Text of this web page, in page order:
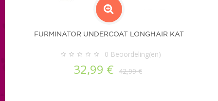
FURMINATOR UNDERCOAT LONGHAIR KAT
0 Beoordeling(en)
32,99 € 42,99 €